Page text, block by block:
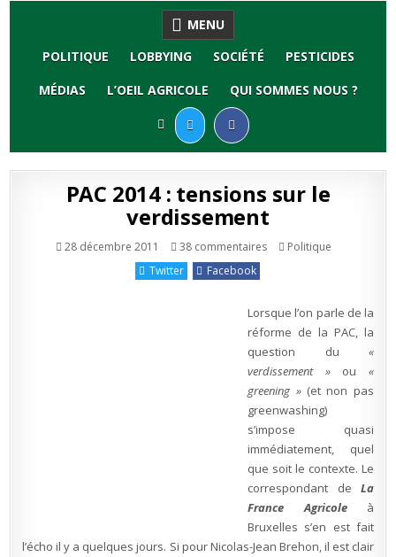
MENU
POLITIQUE
LOBBYING SOCIÉTÉ
PESTICIDES
MÉDIAS
L’OEIL AGRICOLE QUI SOMMES NOUS ?
PAC 2014 : tensions sur le
verdissement
28 décembre 2011 38 commentairessur
le
verdissement
Publié
Politique
Twitter
Facebook
Lorsque l’on parle de la
réforme de la PAC, la
question du «
verdissement »ou «
greening »(et non pas
greenwashing)
s’impose quasi
immédiatement, quel
que soit le contexte. Le
correspondant de La
France Agricoleà
Bruxelles s’en est fait
l’écho il y a quelques jours. Si pour Nicolas-Jean Brehon, il est clair